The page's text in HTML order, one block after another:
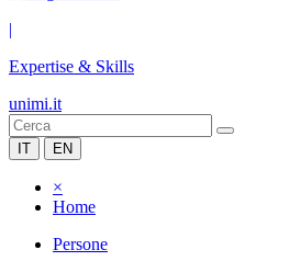
|
Expertise & Skills
unimi.it
IT EN
×
Home
Persone